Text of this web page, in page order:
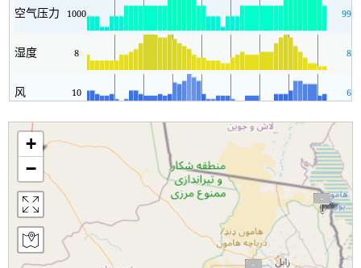
空气压力 1000 998
湿度 8 8
风 10 6
+
−